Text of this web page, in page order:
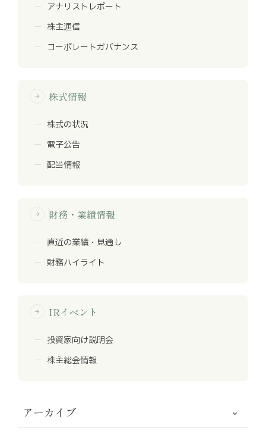
アナリストレポート
株主通信
コーポレートガバナンス
arrow_forward 株式情報
株式の状況
電子公告
配当情報
arrow_forward 財務・業績情報
直近の業績・見通し
財務ハイライト
arrow_forward IRイベント
投資家向け説明会
株主総会情報
アーカイブ